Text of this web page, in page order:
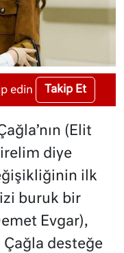
edin Takip Et
(Elit
diye
ilk
buruk bir
Evgar),
desteğe